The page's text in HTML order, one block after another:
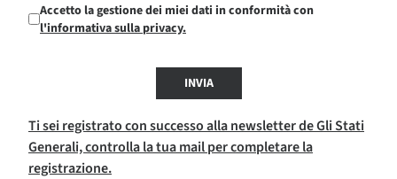
Accetto la gestione dei miei dati in conformità con
l'informativa sulla privacy.
INVIA
Ti sei registrato con successo alla newsletter de Gli Stati
Generali, controlla la tua mail per completare la
registrazione.